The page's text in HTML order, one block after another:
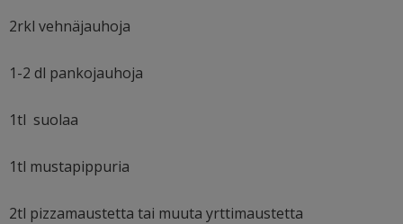
2rkl vehnäjauhoja
1-2 dl pankojauhoja
1tl suolaa
1tl mustapippuria
2tl pizzamaustetta tai muuta yrttimaustetta